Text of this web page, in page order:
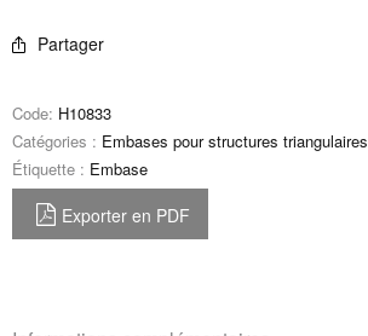
Partager
Code: H10833
Catégories : Embases pour structures triangulaires
Étiquette : Embase
Exporter en PDF